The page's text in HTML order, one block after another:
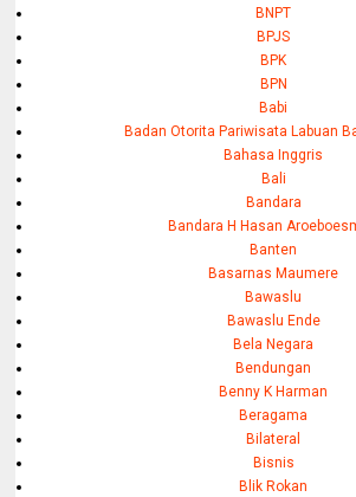
BNPT
BPJS
BPK
BPN
Babi
Badan Otorita Pariwisata Labuan
Bahasa Inggris
Bali
Bandara
Bandara H Hasan
Banten
Basarnas Maumere
Bawaslu
Bawaslu Ende
Bela Negara
Bendungan
Benny K Harman
Beragama
Bilateral
Bisnis
Blik Rokan